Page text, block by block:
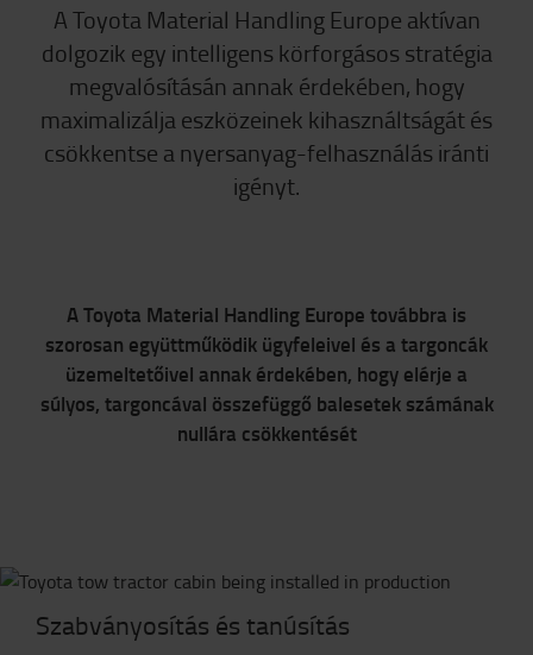
A Toyota Material Handling Europe aktívan
dolgozik egy intelligens körforgásos stratégia
megvalósításán annak érdekében, hogy
maximalizálja eszközeinek kihasználtságát és
csökkentse a nyersanyag-felhasználás iránti
igényt.
A Toyota Material Handling Europe továbbra is
szorosan együttműködik ügyfeleivel és a targoncák
üzemeltetőivel annak érdekében, hogy elérje a
súlyos, targoncával összefüggő balesetek számának
nullára csökkentését
Szabványosítás és tanúsítás